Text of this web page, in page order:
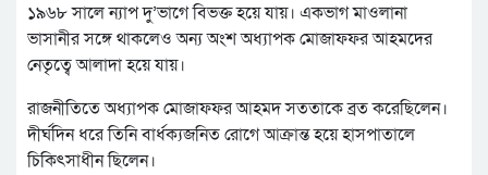
১৯৬৮ সালে ন্যাপ দু’ভাগে বিভক্ত হয়ে যায়। একভাগ মাওলানা
ভাসানীর সঙ্গে থাকলেও অন্য অংশ অধ্যাপক মোজাফফর আহমদের
নেতৃত্বে আলাদা হয়ে যায়।
রাজনীতিতে অধ্যাপক মোজাফফর আহমদ সততাকে ব্রত করেছিলেন।
দীর্ঘদিন ধরে তিনি বার্ধক্যজনিত রোগে আক্রান্ত হয়ে হাসপাতালে
চিকিৎসাধীন ছিলেন।